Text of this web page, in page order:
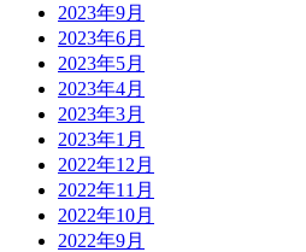
2023年9月
2023年6月
2023年5月
2023年4月
2023年3月
2023年1月
2022年12月
2022年11月
2022年10月
2022年9月